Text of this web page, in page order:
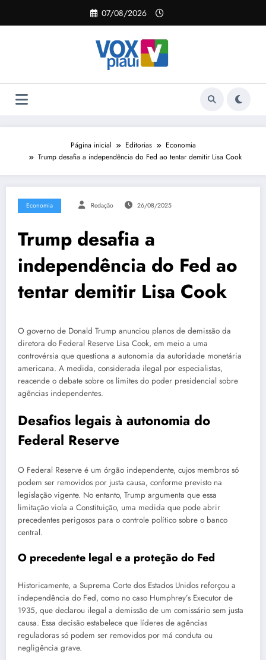
o
07/08/2026
Página inicial Editorias
Economia
Trump desafia a independência do Fed ao tentar demitir Lisa Cook
Economia Redação 26/08/2025
Trump desafia a
independência do Fed ao
tentar demitir Lisa Cook
O governo de Donald Trump anunciou planos de demissão da
diretora do Federal Reserve Lisa Cook, em meio a uma
controvérsia que questiona a autonomia da autoridade monetária
americana. A medida, considerada ilegal por especialistas,
reacende o debate sobre os limites do poder presidencial sobre
agências independentes.
Desafios legais à autonomia do
Federal Reserve
O Federal Reserve é um órgão independente, cujos membros só
podem ser removidos por justa causa, conforme previsto na
legislação vigente. No entanto, Trump argumenta que essa
limitação viola a Constituição, uma medida que pode abrir
precedentes perigosos para o controle político sobre o banco
central.
O precedente legal e a proteção do Fed
Historicamente, a Suprema Corte dos Estados Unidos reforçou a
independência do Fed, como no caso Humphrey’s Executor de
1935, que declarou ilegal a demissão de um comissário sem justa
causa. Essa decisão estabelece que líderes de agências
reguladoras só podem ser removidos por má conduta ou
negligência grave.